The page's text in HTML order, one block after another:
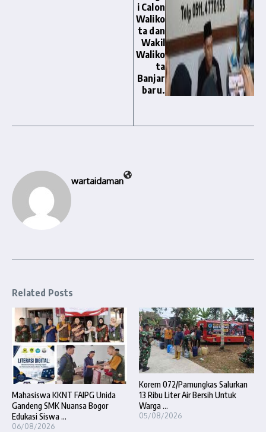
i Calon
Waliko
ta dan
Wakil
Waliko
ta
Banjar
baru.
wartaidaman
Related Posts
Mahasiswa KKNT FAIPG Unida
Gandeng SMK Nuansa Bogor
Edukasi Siswa ...
06/08/2026
Korem 072/Pamungkas Salurkan
13 Ribu Liter Air Bersih Untuk
Warga ...
05/08/2026